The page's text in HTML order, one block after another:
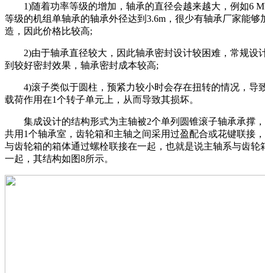
1)随着功率等级的增加，轴承的直径会越来越大，例如6
等级的机组单轴承的轴承外径达到3.6m，很少有轴承厂家能够
造，因此价格比较高;
2)由于轴承直径较大，因此轴承密封设计较困难，常规设
到较好密封效果，轴承密封成本较高;
4)滚子类似于圆柱，预紧力较小时会存在扭转的情况，导
载荷作用在1个转子单元上，从而导致其损坏。
集成设计的结构形式为主轴被2个单列圆锥滚子轴承承撑
共用1个轴承室，齿轮箱和主轴之间采用过盈配合或花键联接
与齿轮箱的箱体通过螺栓联接在一起，也就是说主轴系与齿轮
一起，其结构如图8所示。